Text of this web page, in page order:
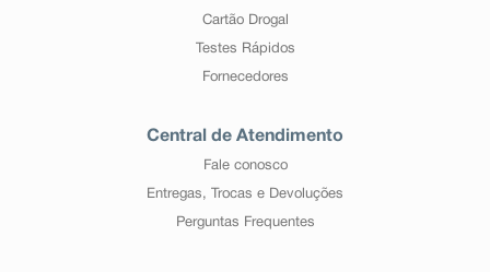
Cartão Drogal
Testes Rápidos
Fornecedores
Central de Atendimento
Fale conosco
Entregas, Trocas e Devoluções
Perguntas Frequentes